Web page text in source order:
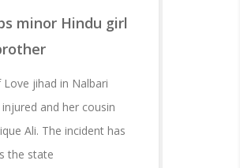
minor Hindu girl
jihad in Nalbari
and her cousin
Ali. The incident has
the state